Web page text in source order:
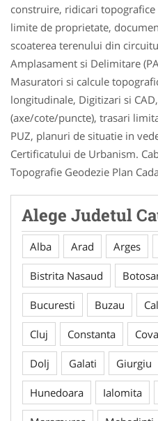
construire, ridicari
limite de proprietate,
scoaterea terenului din
Amplasament si Delimitare
Masuratori si calcule
longitudinale, Digitizari si
(axe/cote/puncte), trasari
PUZ, planuri de situatie in
Certificatului de Urbanism.
Topografie Geodezie Plan
Alege Judetul
Alba Arad Arges
Bistrita Nasaud
Bucuresti Buzau
Cluj Constanta
Dolj Galati Giurgiu
Hunedoara Ialomita